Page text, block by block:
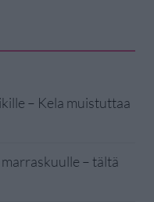
– Kela muistuttaa
– tältä